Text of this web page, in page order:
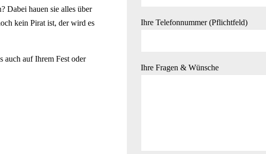
Dabei hauen sie alles über
kein Pirat ist, der wird es
auch auf Ihrem Fest oder
Ihre Telefonnummer (Pflichtfeld)
Ihre Fragen & Wünsche